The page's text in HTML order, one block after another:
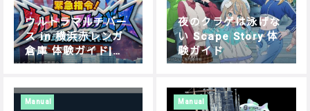
ウルトラマルチバー
ス in 横浜赤レンガ
倉庫 体験ガイド|遊
び方・操作方法を解
夜のクラゲは泳げな
い Scape Story 体
験ガイド
Manual Manual